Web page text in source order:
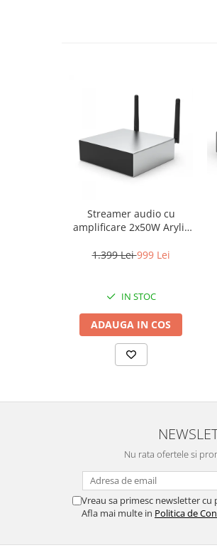
Streamer audio cu
amplificare 2x50W Arylic
/Bluetooth, 24bit/192kHz,
1.399 Lei999 Lei
IN STOC
ADAUGA IN COS
Nu rata ofertele si
Vreau sa primesc newsletter
Afla mai multe in Politica de